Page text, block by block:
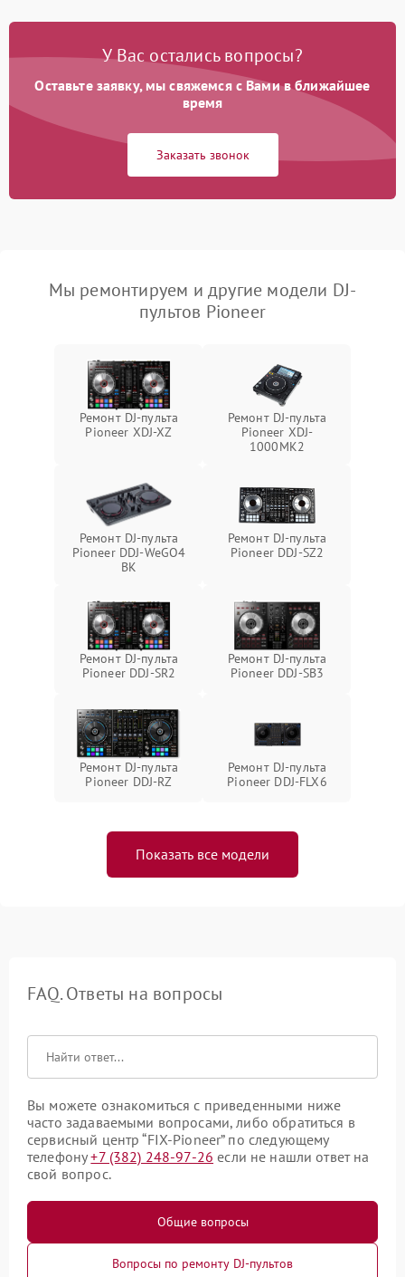
У Вас остались вопросы?
Оставьте заявку, мы свяжемся с Вами в ближайшее
время
Заказать звонок
Мы ремонтируем и другие модели DJ-
пультов Pioneer
Ремонт DJ-пульта
Pioneer XDJ-XZ
Ремонт DJ-пульта
Pioneer XDJ-
1000MK2
Ремонт DJ-пульта
Pioneer DDJ-WeGO4
BK
Ремонт DJ-пульта
Pioneer DDJ-SZ2
Ремонт DJ-пульта
Pioneer DDJ-SR2
Ремонт DJ-пульта
Pioneer DDJ-SB3
Ремонт DJ-пульта
Pioneer DDJ-RZ
Ремонт DJ-пульта
Pioneer DDJ-FLX6
Показать все модели
FAQ. Ответы на вопросы
Вы можете ознакомиться с приведенными ниже
часто задаваемыми вопросами, либо обратиться в
сервисный центр “FIX-Pioneer” по следующему
телефону+7 (382) 248-97-26 если не нашли ответ на
свой вопрос.
Общие вопросы
Вопросы по ремонту DJ-пультов